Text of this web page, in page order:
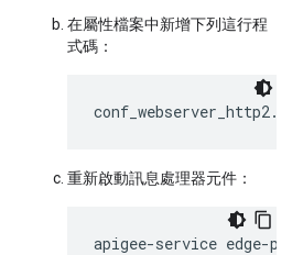
在屬性檔案中新增下列這行程
式碼：
重新啟動訊息處理器元件：
apigee-service edge-